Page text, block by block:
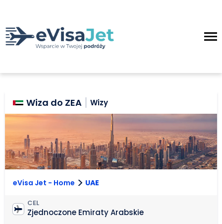
Wiza do ZEA Wizy
eVisa Jet - Home > UAE
CEL
Zjednoczone Emiraty Arabskie